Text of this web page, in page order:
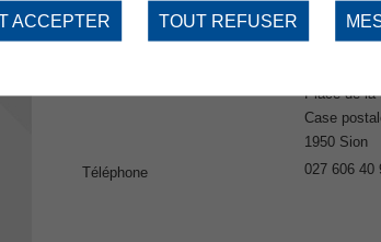
Office de l'enseignement spécialisé
Place de la
Case
1950 Sion
Téléphone
027 606 40
ACCEPTER TOUT REFUSER